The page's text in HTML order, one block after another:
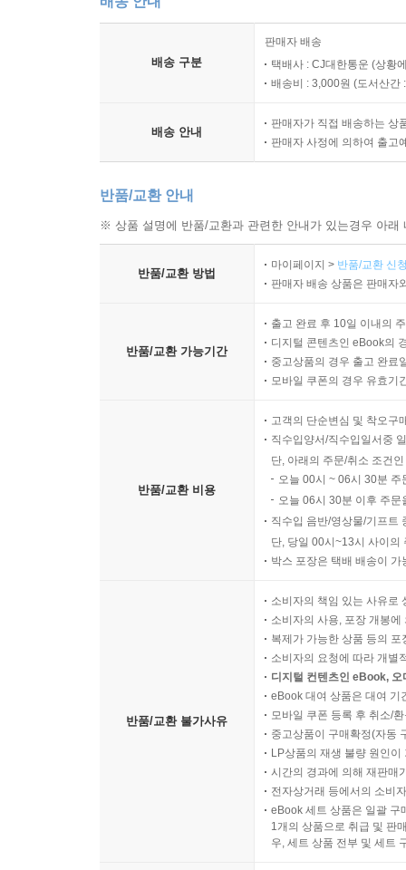
배송 구분
판매자 배송
택배사 : CJ대한통운 (상황
배송비 : 3,000원 (도서산간
배송 안내
판매자가 직접 배송하는 상
판매자 사정에 의하여 출고
반품/교환 안내
※ 상품 설명에 반품/교환과 관련한 안내가 있는경우 아
반품/교환 방법
마이페이지 > 반품/교환 신
판매자 배송 상품은 판매자
반품/교환 가능기간
출고 완료 후 10일 이내의
디지털 콘텐츠인 eBook의
중고상품의 경우 출고 완료
모바일 쿠폰의 경우 유효기
반품/교환 비용
고객의 단순변심 및 착오구
직수입양서/직수입일서중
단, 아래의 주문/취소 조건
오늘 00시 ~ 06시 30분
오늘 06시 30분 이후 주
직수입 음반/영상물/기프트
단, 당일 00시~13시 사이의
박스 포장은 택배 배송이
반품/교환 불가사유
소비자의 책임 있는 사유로
소비자의 사용, 포장 개봉
복제가 가능한 상품 등의
소비자의 요청에 따라 개별
디지털 컨텐츠인 eBook,
eBook 대여 상품은 대여 기
모바일 쿠폰 등록 후 취소/
중고상품이 구매확정(자동
LP상품의 재생 불량 원인
시간의 경과에 의해 재판매
전자상거래 등에서의 소비
eBook 세트 상품은 일괄 구
1개의 상품으로 취급 및 판
우, 세트 상품 전부 및 세트